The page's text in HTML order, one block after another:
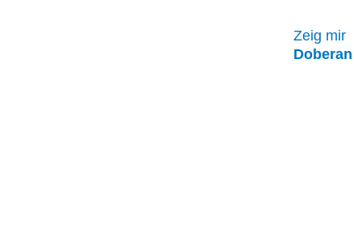
Zeig mir
Doberan